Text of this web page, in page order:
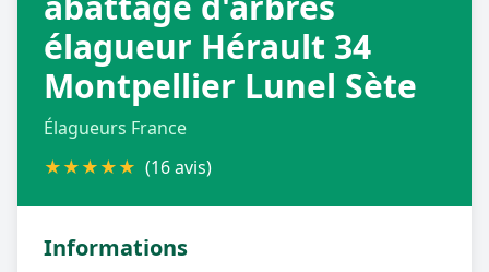
élagueur Hérault 34
Montpellier Lunel Sète
Élagueurs France
★★★★★ (16 avis)
Informations